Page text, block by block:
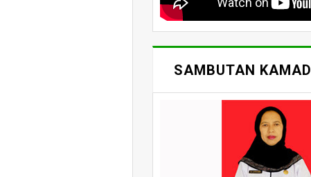
SAMBUTAN KAMAD